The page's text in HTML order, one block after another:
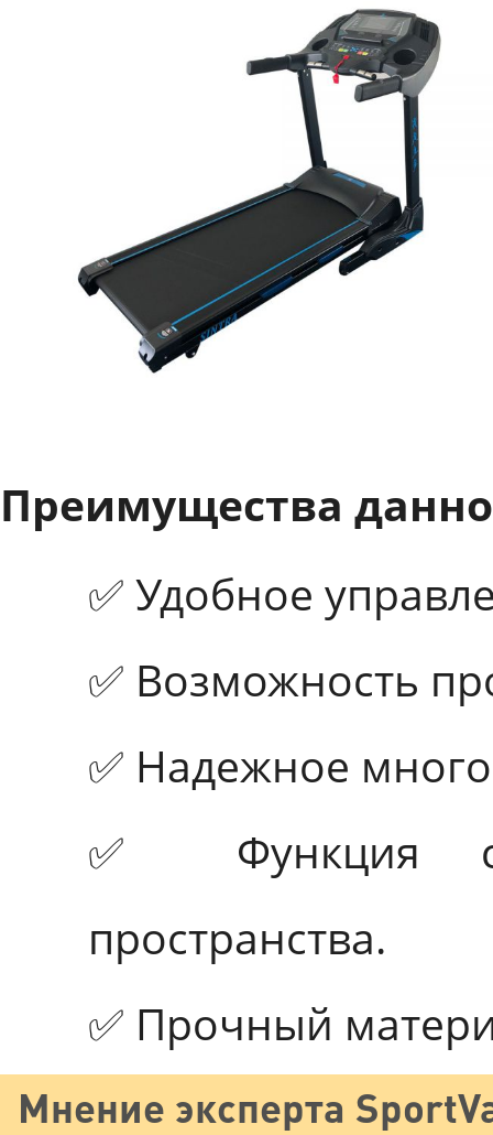
Преимущества
✅ Удобное
✅ Возможность
✅ Надежное
✅ Функция
пространства.
✅ Прочный
Мнение эксперта